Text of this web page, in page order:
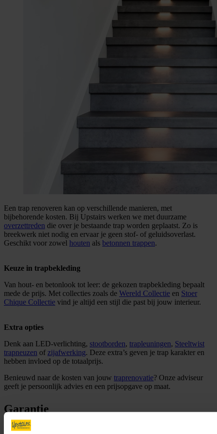
Een trap renoveren kan op verschillende manieren, met
bijbehorende kosten. Bij Upstairs werken we met duurzame
overzettreden die over je bestaande trap worden geplaatst. Zo is
breekwerk niet nodig en ervaar je geen stof- of geluidsoverlast.
Geschikt voor zowel houten als betonnen trappen.
Keuze in trapbekleding
Van hout- en betonlook tot leer: de gekozen trapbekleding bepaalt
mede de prijs. Met collecties zoals de Wereld Collectie en Stoer
Chique Collectie vind je altijd een stijl die past bij jouw interieur.
Extra opties
Denk aan LED-verlichting, stootborden, trapleuningen, Steeltwist
trapneuzen of zijafwerking. Deze extra’s geven je trap karakter en
hebben invloed op de totaalprijs.
Benieuwd naar de kosten van jouw traprenovatie? Onze adviseur
geeft je persoonlijk advies en een prijsopgave op maat.
Garantie
Je wilt natuurlijk dat je gerenoveerde trap jarenlang mooi blijft en